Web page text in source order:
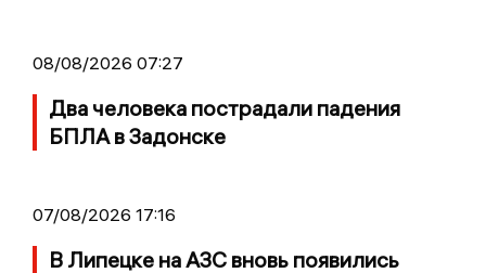
08/08/2026 07:27
Два человека пострадали падения
БПЛА в Задонске
07/08/2026 17:16
В Липецке на АЗС вновь появились